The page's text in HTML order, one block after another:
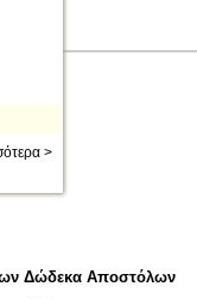
>
Δώδεκα Αποστόλων